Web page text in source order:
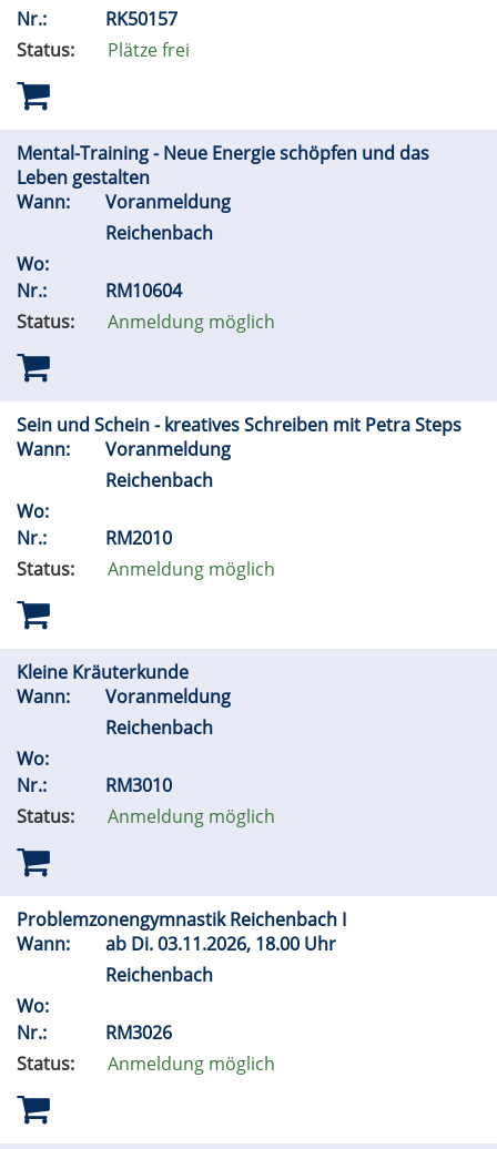
Nr.:
RK50157
Status:
Plätze frei
Mental-Training - Neue Energie schöpfen und das
Leben gestalten
Wann:
Voranmeldung
Reichenbach
Wo:
Nr.:
RM10604
Status:
Anmeldung möglich
Sein und Schein - kreatives Schreiben mit Petra Steps
Wann:
Voranmeldung
Reichenbach
Wo:
Nr.:
RM2010
Status:
Anmeldung möglich
Kleine Kräuterkunde
Wann:
Voranmeldung
Reichenbach
Wo:
Nr.:
RM3010
Status:
Anmeldung möglich
Problemzonengymnastik Reichenbach I
Wann:
ab Di.03.11.2026, 18.00 Uhr
Reichenbach
Wo:
Nr.:
RM3026
Status:
Anmeldung möglich